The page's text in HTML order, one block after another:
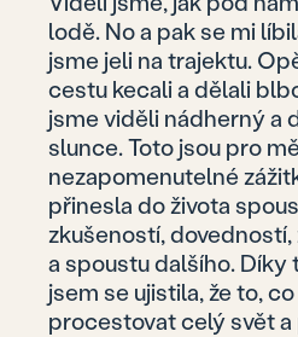
lodě. No a pak se mi
jsme jeli na trajektu.
cestu kecali a dělali
jsme viděli nádherný a
slunce. Toto jsou pro
nezapomenutelné
přinesla do života
zkušeností,
a spoustu dalšího. Díky
jsem se ujistila, že to,
procestovat celý svět a